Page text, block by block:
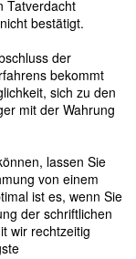
Tatverdacht
bestätigt.
der
bekommt
sich zu den
mit der Wahrung
lassen Sie
von einem
ist es, wenn Sie
der schriftlichen
wir rechtzeitig